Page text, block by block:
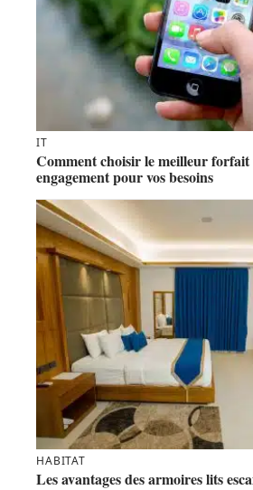
IT
Comment choisir le meilleur forfait
engagement pour vos besoins
HABITAT
Les avantages des armoires lits